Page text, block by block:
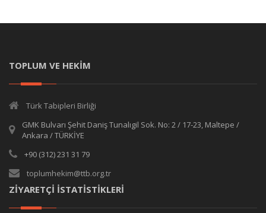
TOPLUM VE HEKİM
Türk Tabipleri Birliği
GMK Bulvarı Şehit Daniş Tunalıgil Sok. No: 2 / 17-23, Maltepe /
Ankara / TÜRKİYE
+90 (312) 231 31 79
toplumhekim@ttb.org.tr
ZİYARETÇİ İSTATİSTİKLERİ